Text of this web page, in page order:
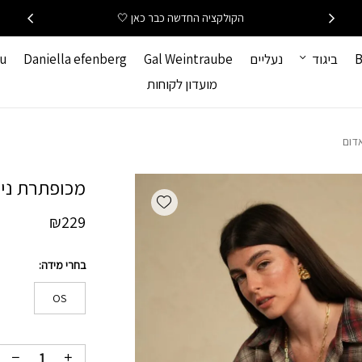
הקולקציה החדשה כבר כאן 🤍
ביגוד נעליים Gal Weintraube
Daniella efenberg
מועדון לקוחות
מכופתרת
₪229
בחרי מידה
OS
Add wishlist